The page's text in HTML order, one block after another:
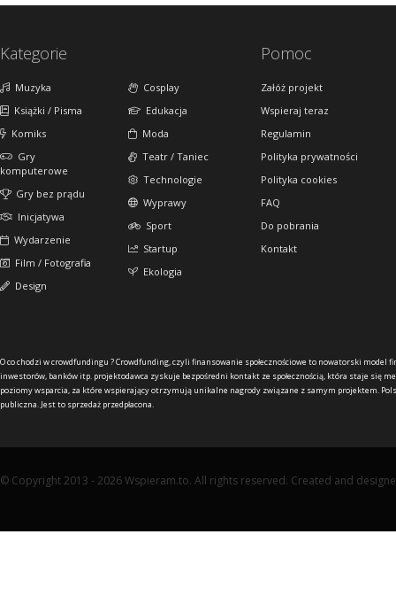
Kategorie
Muzyka
Książki / Pisma
Komiks
Gry
komputerowe
Gry bez prądu
Inicjatywa
Wydarzenie
Film / Fotografia
Design
Cosplay
Edukacja
Moda
Teatr / Taniec
Technologie
Wyprawy
Sport
Startup
Ekologia
Pomoc
Załóż projekt
Wspieraj teraz
Regulamin
Polityka prywatności
Polityka cookies
FAQ
Do pobrania
Kontakt
O co chodzi w crowdfundingu ?Crowdfunding, czyli finansowanie społecznościowe to nowatorski model
inwestorów, banków itp. projektodawca zyskuje bezpośredni kontakt ze społecznością, która staje się
poziomy wsparcia, za które wspierający otrzymują unikalne nagrody związane z samym projektem.
publiczna. Jest to sprzedaż przedpłacona.
© Copyright 2013 - 2026 Wspieram.to. All rights reserved. Created and